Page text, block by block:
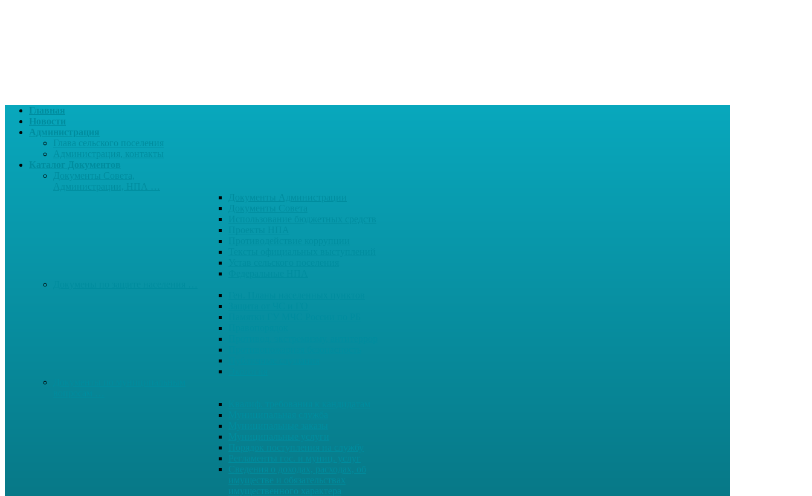
Главная
Новости
Администрация
Глава сельского поселения
Администрация, контакты